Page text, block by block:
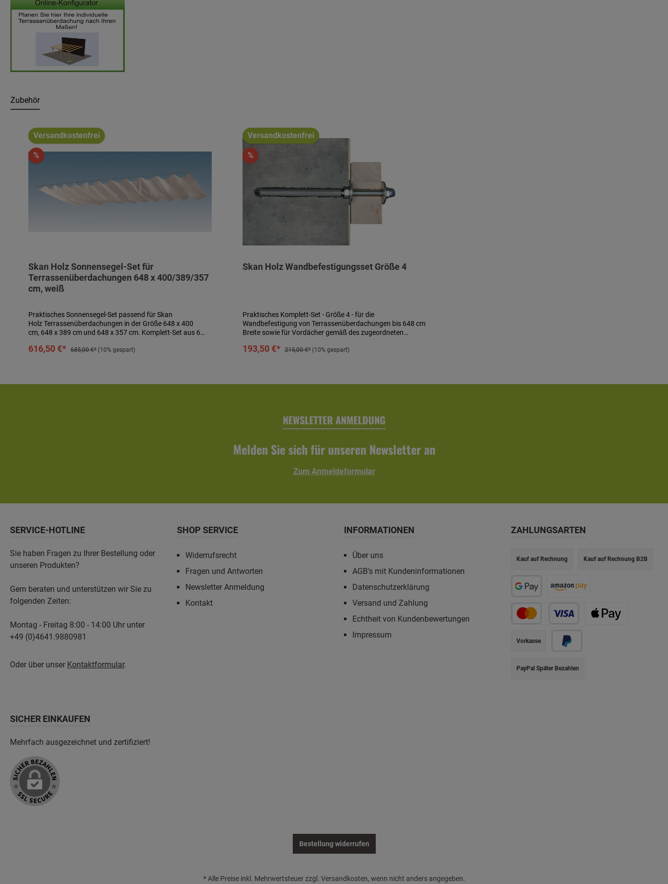
Zubehör
Versandkostenfrei
%
Skan Holz Sonnensegel-Set für
Terrassenüberdachungen 648 x 400/389/357
cm, weiß
Praktisches Sonnensegel-Set passend für Skan
Holz Terrassenüberdachungen in der Größe 648 x 400
cm, 648 x 389 cm und 648 x 357 cm. Komplett-Set aus 6
100 % UV-stabilem, textilem Polyester in weiß sowie
abzunehmen! Technische Daten:- passend für
616,50 €* 685,00 €* (10% gespart)
In den Warenkorb
Versandkostenfrei
%
Skan Holz Wandbefestigungsset Größe 4
Praktisches Komplett-Set - Größe 4 - für die
Wandbefestigung von Terrassenüberdachungen bis 648 cm
Breite sowie für Vordächer gemäß des zugeordneten
mm Durchmesser, Hut-Muttern, Unterlegscheiben und
Mengenberechnung auf Grundlage von einem Abstand der
Durchmesser- Siebhülsen: 20 mm Durchmesser- inkl. Hut-
Muttern und Unterlegscheiben- inkl. Zwei-Komponenten-
193,50 €* 215,00 €* (10% gespart)
In den Warenkorb
NEWSLETTER ANMELDUNG
Melden Sie sich für unseren Newsletter an
Zum Anmeldeformular
SERVICE-HOTLINE
Sie haben Fragen zu Ihrer Bestellung oder
unseren Produkten?
Gern beraten und unterstützen wir Sie zu
folgenden Zeiten:
Montag - Freitag 8:00 - 14:00 Uhr unter
+49 (0)4641.9880981
Oder über unser Kontaktformular.
SHOP SERVICE
Widerrufsrecht
Fragen und Antworten
Newsletter Anmeldung
Kontakt
INFORMATIONEN
Über uns
AGB's mit Kundeninformationen
Datenschutzerklärung
Versand und Zahlung
Echtheit von Kundenbewertungen
Impressum
ZAHLUNGSARTEN
Vorkasse
PayPal Später Bezahlen
Kauf auf Rechnung Kauf auf Rechnung B2B
SICHER EINKAUFEN
Mehrfach ausgezeichnet und zertifiziert!
Bestellung widerrufen
* Alle Preise inkl. Mehrwertsteuer zzgl. Versandkosten, wenn nicht anders angegeben.